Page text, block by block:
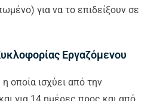
για να το επιδείξουν σε
Εργαζόμενου
οποία ισχύει από την